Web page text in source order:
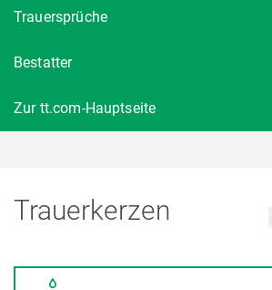
Trauersprüche
Bestatter
Zur tt.com-Hauptseite
Günther Kunz
Trauerkerzen